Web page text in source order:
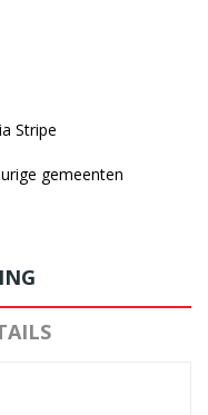
Stripe
gemeenten